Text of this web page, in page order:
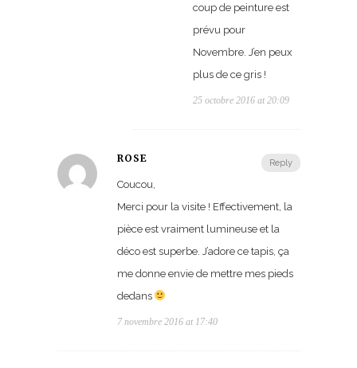
coup de peinture est
prévu pour
Novembre. J’en peux
plus de ce gris !
25 octobre 2016 at 20:09
Reply
ROSE
Coucou,
Merci pour la visite ! Effectivement, la
pièce est vraiment lumineuse et la
déco est superbe. J’adore ce tapis, ça
me donne envie de mettre mes pieds
dedans
7 novembre 2016 at 17:40